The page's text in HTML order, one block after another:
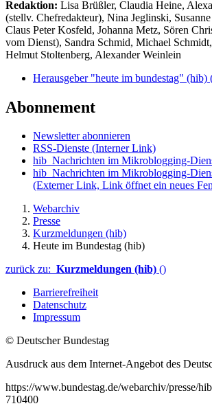
Redaktion: Lisa Brüßler, Claudia Heine,
(stellv. Chefredakteur), Nina Jeglinski,
Claus Peter Kosfeld, Johanna Metz, Sören
vom Dienst), Sandra Schmid, Michael
Helmut Stoltenberg, Alexander Weinlein
Herausgeber "heute im bundestag" (hib)
Abonnement
Newsletter abonnieren
RSS-Dienste (Interner Link)
hib_Nachrichten im Mikroblogging-
hib_Nachrichten im Mikroblogging-
(Externer Link, Link öffnet ein neues
Webarchiv
Presse
Kurzmeldungen (hib)
Heute im Bundestag (hib)
zurück zu: Kurzmeldungen (hib) ()
Barrierefreiheit
Datenschutz
Impressum
© Deutscher Bundestag
Ausdruck aus dem Internet-Angebot des
https://www.bundestag.de/webarchiv/presse/
710400